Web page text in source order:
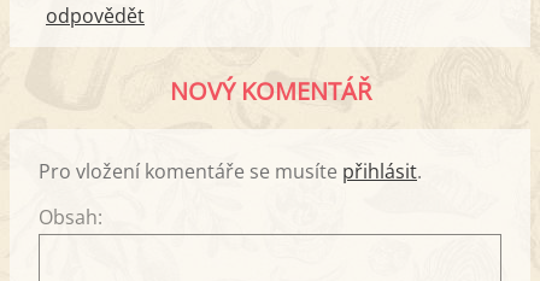
odpovědět
NOVÝ KOMENTÁŘ
Pro vložení komentáře se musíte přihlásit.
Obsah: